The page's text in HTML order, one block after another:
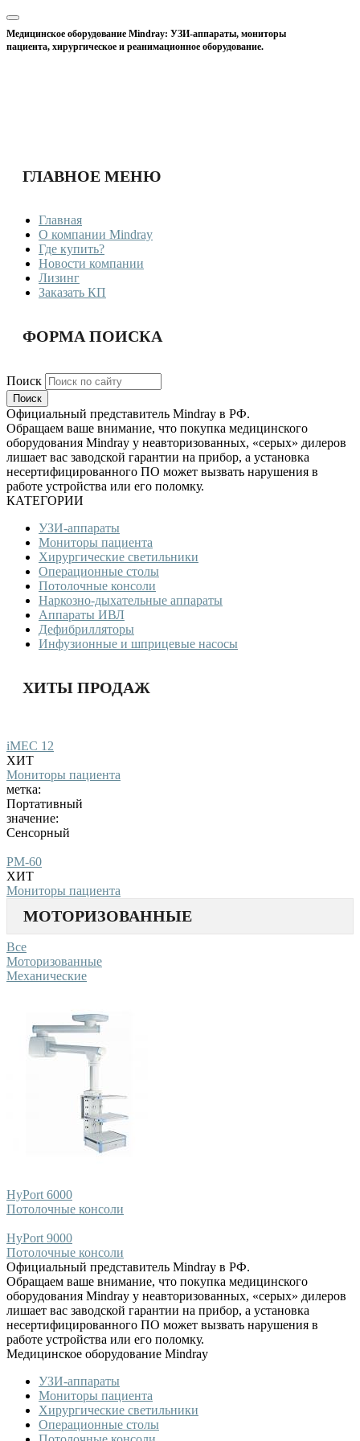
Медицинское оборудование Mindray: УЗИ-аппараты, мониторы
пациента, хирургическое и реанимационное оборудование.
ГЛАВНОЕ МЕНЮ
Главная
О компании Mindray
Где купить?
Новости компании
Лизинг
Заказать КП
ФОРМА ПОИСКА
Поиск
Официальный представитель Mindray в РФ.
Обращаем ваше внимание, что покупка медицинского
оборудования Mindray у неавторизованных, «серых» дилеров
лишает вас заводской гарантии на прибор, а установка
несертифицированного ПО может вызвать нарушения в
работе устройства или его поломку.
КАТЕГОРИИ
УЗИ-аппараты
Мониторы пациента
Хирургические светильники
Операционные столы
Потолочные консоли
Наркозно-дыхательные аппараты
Аппараты ИВЛ
Дефибрилляторы
Инфузионные и шприцевые насосы
ХИТЫ ПРОДАЖ
iMEC 12
ХИТ
Мониторы пациента
метка:
Портативный
значение:
Сенсорный
PM-60
ХИТ
Мониторы пациента
МОТОРИЗОВАННЫЕ
Все
Моторизованные
Механические
HyPort 6000
Потолочные консоли
HyPort 9000
Потолочные консоли
Официальный представитель Mindray в РФ.
Обращаем ваше внимание, что покупка медицинского
оборудования Mindray у неавторизованных, «серых» дилеров
лишает вас заводской гарантии на прибор, а установка
несертифицированного ПО может вызвать нарушения в
работе устройства или его поломку.
Медицинское оборудование Mindray
УЗИ-аппараты
Мониторы пациента
Хирургические светильники
Операционные столы